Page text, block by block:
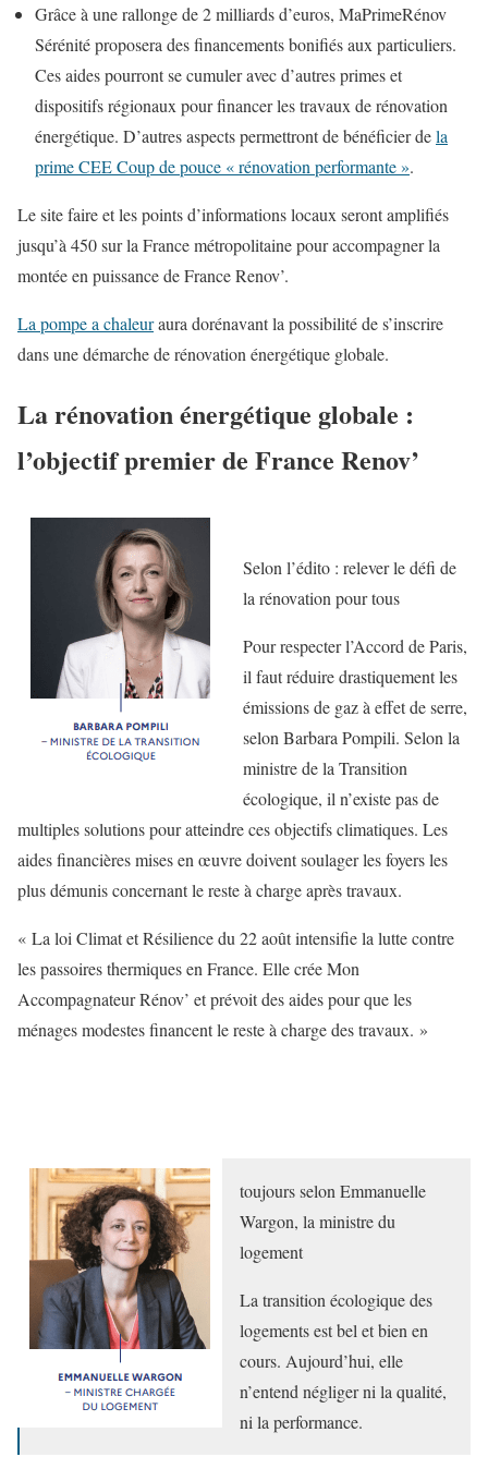
Grâce à une rallonge de 2 milliards d’euros, MaPrimeRénov
Sérénité proposera des financements bonifiés aux particuliers.
Ces aides pourront se cumuler avec d’autres primes et
dispositifs régionaux pour financer les travaux de rénovation
énergétique. D’autres aspects permettront de bénéficier dela
prime CEE Coup de pouce « rénovation performante ».
Le site faire et les points d’informations locaux seront amplifiés
jusqu’à 450 sur la France métropolitaine pour accompagner la
montée en puissance de France Renov’.
La pompe a chaleuraura dorénavant la possibilité de s’inscrire
dans une démarche de rénovation énergétique globale.
La rénovation énergétique globale :
l’objectif premier de France Renov’
Selon l’édito : relever le défi de
la rénovation pour tous
Pour respecter l’Accord de Paris,
il faut réduire drastiquement les
émissions de gaz à effet de serre,
selon Barbara Pompili. Selon la
ministre de la Transition
écologique, il n’existe pas de
multiples solutions pour atteindre ces objectifs climatiques. Les
aides financières mises en œuvre doivent soulager les foyers les
plus démunis concernant le reste à charge après travaux.
« La loi Climat et Résilience du 22 août intensifie la lutte contre
les passoires thermiques en France. Elle crée Mon
Accompagnateur Rénov’ et prévoit des aides pour que les
ménages modestes financent le reste à charge des travaux. »
toujours selon Emmanuelle
Wargon, la ministre du
logement
La transition écologique des
logements est bel et bien en
cours. Aujourd’hui, elle
n’entend négliger ni la qualité,
ni la performance.